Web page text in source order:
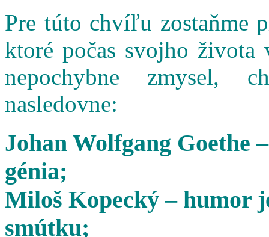
Pre túto chvíľu zostaňme
ktoré počas svojho
nepochybne zmysel,
nasledovne:
Johan Wolfgang Goethe
génia;
Miloš Kopecký – humor
smútku;